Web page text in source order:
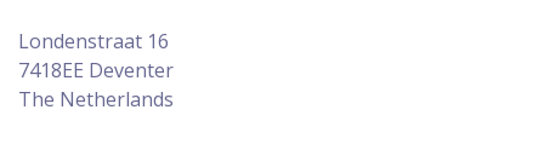
Londenstraat 16
7418EE Deventer
The Netherlands